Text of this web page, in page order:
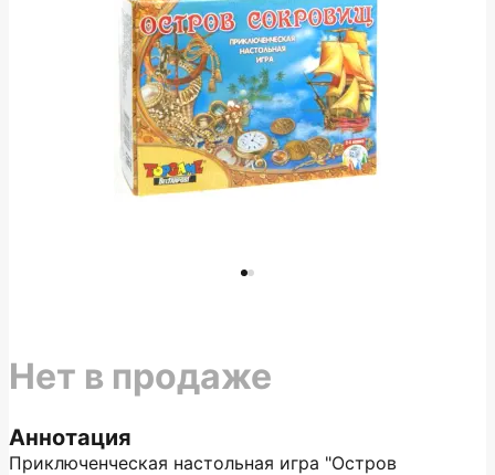
Аннотация
Приключенческая настольная игра "Остров
Нет в продаже